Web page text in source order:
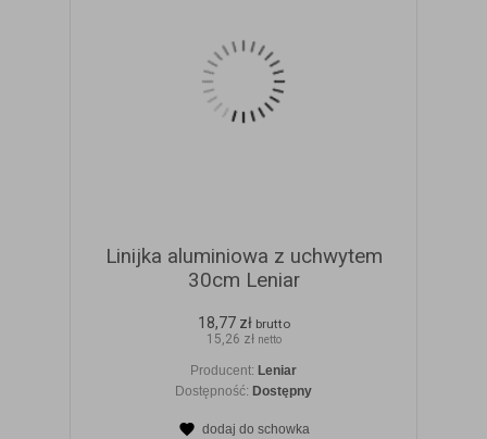
Linijka aluminiowa z uchwytem
30cm Leniar
18,77 zł brutto
15,26 zł netto
Producent: Leniar
Dostępność: Dostępny
dodaj do schowka